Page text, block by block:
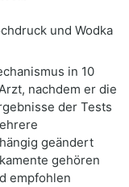
in 10
nachdem er die
der Tests
geändert
gehören
empfohlen